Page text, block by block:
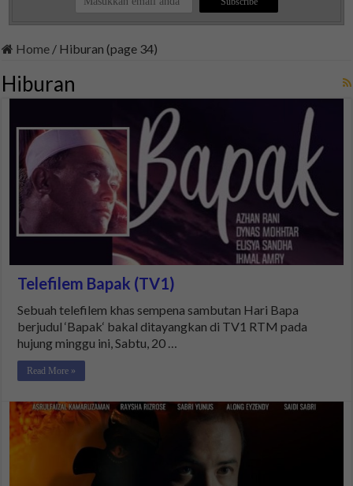
Home / Hiburan (page 34)
Hiburan
Telefilem Bapak (TV1)
Sebuah telefilem khas sempena sambutan Hari Bapa
berjudul ‘Bapak‘ bakal ditayangkan di TV1 RTM pada
hujung minggu ini, Sabtu, 20 …
Read More »